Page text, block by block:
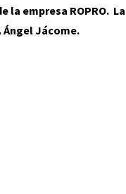
empresa ROPRO. La
Ángel Jácome.